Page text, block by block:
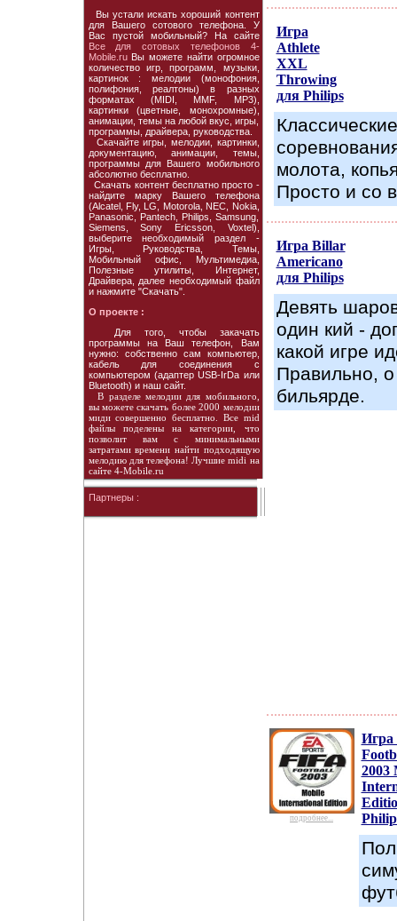
Вы устали искать хороший контент
для Вашего сотового телефона. У
Вас пустой мобильный? На сайте
Все для сотовых телефонов 4-
Mobile.ruВы можете найти огромное
количество игр, программ, музыки,
картинок : мелодии (монофония,
полифония, реалтоны) в разных
форматах (MIDI, MMF, MP3),
картинки (цветные, монохромные),
анимации, темы на любой вкус, игры,
программы, драйвера, руководства.
Скачайте игры, мелодии, картинки,
документацию, анимации, темы,
программы для Вашего мобильного
абсолютно бесплатно.
Скачать контент бесплатно просто -
найдите марку Вашего телефона
(Alcatel, Fly, LG, Motorola, NEC, Nokia,
Panasonic, Pantech, Philips, Samsung,
Siemens, Sony Ericsson, Voxtel),
выберите необходимый раздел -
Игры, Руководства, Темы,
Мобильный офис, Мультимедиа,
Полезные утилиты, Интернет,
Драйвера, далее необходимый файл
и нажмите "Скачать".
О проекте :
Для того, чтобы закачать
программы на Ваш телефон, Вам
нужно: собственно сам компьютер,
кабель для соединения с
компьютером (адаптер USB-IrDa или
Bluetooth) и наш сайт.
В разделе мелодии для мобильного,
вы можете скачать более 2000 мелодии
миди совершенно бесплатно. Все mid
файлы поделены на категории, что
позволит вам с минимальными
затратами времени найти подходящую
мелодию для телефона! Лучшие midi на
сайте 4-Mobile.ru
Партнеры :
Игра
Athlete
XXL
Throwing
для Philips
Классические
молота,
Просто и со
Игра Billar
Americano
для Philips
Девять
один кий -
какой игре
Правильно,
бильярде.
подробнее...
Игра
2003